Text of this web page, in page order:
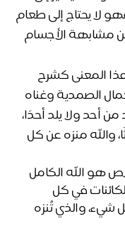
غناه المطلق وكماله الذاتي، فهو لا يحتاج إلى طعام
أو شراب وهذا فيه تنزيه لله عن مشابهة الأجسام
يُفهم هذا المعنى كشرح
وتوضيح لماهية الصمدية، فكمال الصمدية وغناه
عن كل شيء يقتضي أنه لا يُولد من أحد ولا يلد أحدًا،
باختصار، معنى الصمد في سورة الاخلاص هو الله الكامل
احتياجاتها، وهو الغني المطلق عن كل شيء، والذي تُنزه